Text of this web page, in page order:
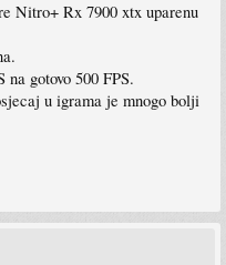
Nitro+ Rx 7900 xtx uparenu
gotovo 500 FPS.
u igrama je mnogo bolji